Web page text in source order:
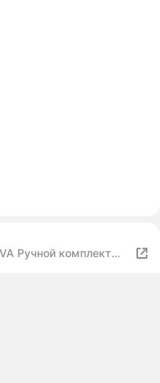
Ручной комплект